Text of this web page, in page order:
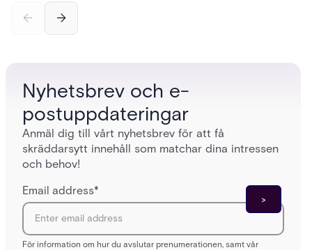
Nyhetsbrev och e-
postuppdateringar
Anmäl dig till vårt nyhetsbrev för att få
skräddarsytt innehåll som matchar dina intressen
och behov!
Email address*
För information om hur du avslutar prenumerationen, samt vår